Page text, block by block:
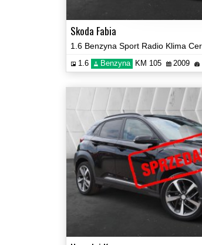
Skoda Fabia
1.6 Benzyna KM 105 2009